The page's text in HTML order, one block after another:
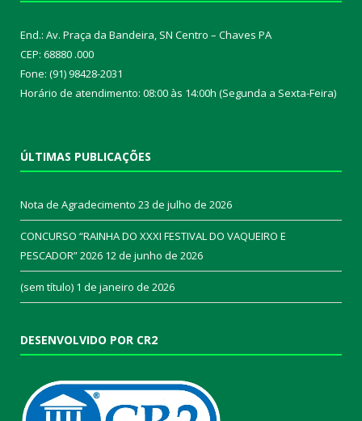
End.: Av. Praça da Bandeira, SN Centro – Chaves PA
CEP: 68880 .000
Fone: (91) 98428-2031
Horário de atendimento: 08:00 às 14:00h (Segunda a Sexta-Feira)
ÚLTIMAS PUBLICAÇÕES
Nota de Agradecimento 23 de julho de 2026
CONCURSO “RAINHA DO XXXI FESTIVAL DO VAQUEIRO E
PESCADOR” 2026 12 de junho de 2026
(sem título) 1 de janeiro de 2026
DESENVOLVIDO POR CR2